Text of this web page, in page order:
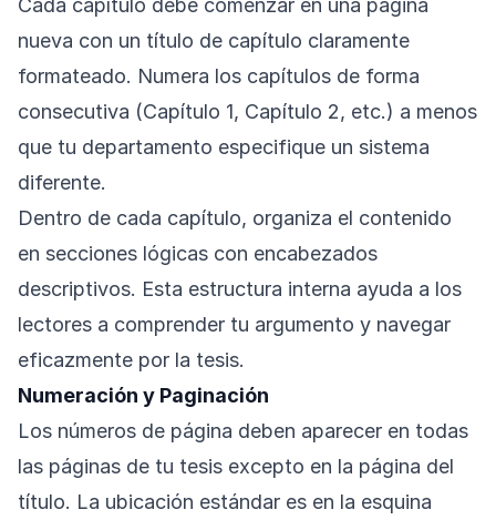
Cada capítulo debe comenzar en una página
nueva con un título de capítulo claramente
formateado. Numera los capítulos de forma
consecutiva (Capítulo 1, Capítulo 2, etc.) a menos
que tu departamento especifique un sistema
diferente.
Dentro de cada capítulo, organiza el contenido
en secciones lógicas con encabezados
descriptivos. Esta estructura interna ayuda a los
lectores a comprender tu argumento y navegar
eficazmente por la tesis.
Numeración y Paginación
Los números de página deben aparecer en todas
las páginas de tu tesis excepto en la página del
título. La ubicación estándar es en la esquina